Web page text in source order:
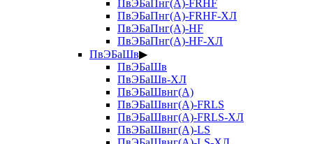
ПвЭБаПнг(А)-FRHF
ПвЭБаПнг(А)-FRHF-ХЛ
ПвЭБаПнг(А)-HF
ПвЭБаПнг(А)-HF-ХЛ
ПвЭБаШв▶
ПвЭБаШв
ПвЭБаШв-ХЛ
ПвЭБаШвнг(А)
ПвЭБаШвнг(А)-FRLS
ПвЭБаШвнг(А)-FRLS-ХЛ
ПвЭБаШвнг(А)-LS